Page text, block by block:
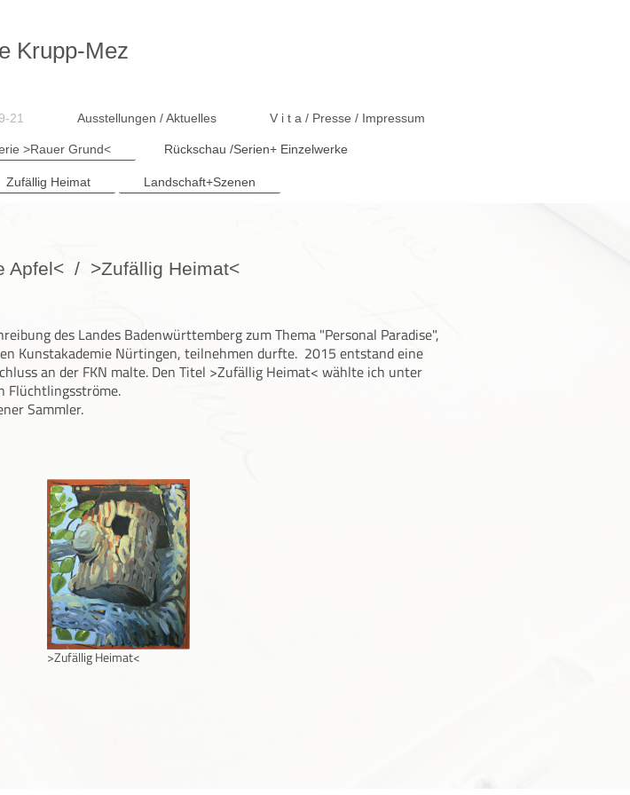
Krupp-Mez
21 Ausstellungen / Aktuelles V i t a / Presse / Impressum
>Rauer Grund< Rückschau /Serien+ Einzelwerke
Zufällig Heimat Landschaft+Szenen
Apfel< / >Zufällig Heimat<
des Landes Badenwürttemberg zum Thema "Personal Paradise",
Kunstakademie Nürtingen, teilnehmen durfte. 2015 entstand eine
an der FKN malte. Den Titel >Zufällig Heimat< wählte ich unter
Flüchtlingsströme.
Sammler.
>Zufällig Heimat<